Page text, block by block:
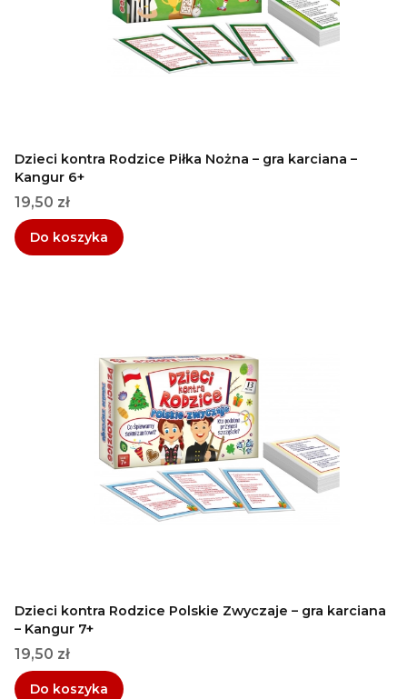
Dzieci kontra Rodzice Piłka Nożna – gra karciana –
Kangur 6+
Cena
19,50 zł
Do koszyka
Dzieci kontra Rodzice Polskie Zwyczaje – gra karciana
– Kangur 7+
Cena
19,50 zł
Do koszyka